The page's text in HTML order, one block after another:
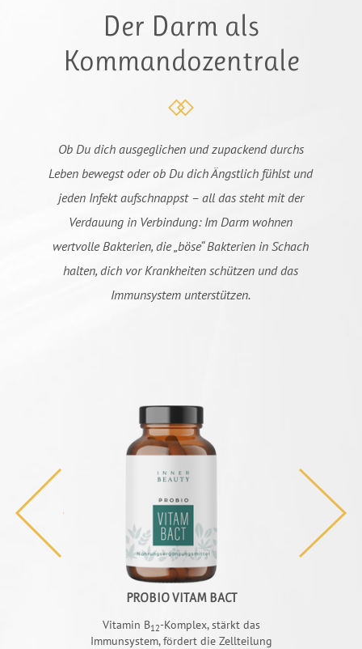
Der Darm als
Kommandozentrale
Ob Du dich ausgeglichen und zupackend durchs
Leben bewegst oder ob Du dich Ängstlich fühlst und
jeden Infekt aufschnappst – all das steht mit der
Verdauung in Verbindung: Im Darm wohnen
wertvolle Bakterien, die „böse“ Bakterien in Schach
halten, dich vor Krankheiten schützen und das
Immunsystem unterstützen.
PROBIO VITAM BACT
Vitamin B12-Komplex, stärkt das
Immunsystem, fördert die Zellteilung